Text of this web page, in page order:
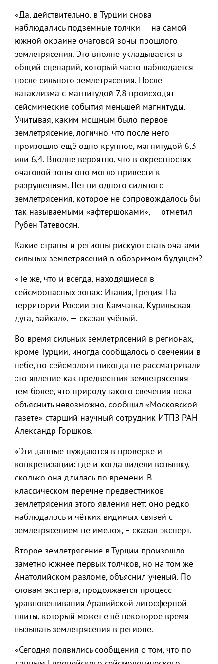
«Да, действительно, в Турции снова
наблюдались подземные толчки — на самой
южной окраине очаговой зоны прошлого
землетрясения. Это вполне укладывается в
общий сценарий, который часто наблюдается
после сильного землетрясения. После
катаклизма с магнитудой 7,8 происходят
сейсмические события меньшей магнитуды.
Учитывая, каким мощным было первое
землетрясение, логично, что после него
произошло ещё одно крупное, магнитудой 6,3
или 6,4. Вполне вероятно, что в окрестностях
очаговой зоны оно могло привести к
разрушениям. Нет ни одного сильного
землетрясения, которое не сопровождалось бы
так называемыми «афтершоками», — отметил
Рубен Татевосян.
Какие страны и регионы рискуют стать очагами
сильных землетрясений в обозримом будущем?
«Те же, что и всегда, находящиеся в
сейсмоопасных зонах: Италия, Греция. На
территории России это Камчатка, Курильская
дуга, Байкал», — сказал учёный.
Во время сильных землетрясений в регионах,
кроме Турции, иногда сообщалось о свечении в
небе, но сейсмологи никогда не рассматривали
это явление как предвестник землетрясения
тем более, что природу такого свечения пока
объяснить невозможно, сообщил «Московской
газете» старший научный сотрудник ИТПЗ РАН
Александр Горшков.
«Эти данные нуждаются в проверке и
конкретизации: где и когда видели вспышку,
сколько она длилась по времени. В
классическом перечне предвестников
землетрясения этого явления нет: оно редко
наблюдалось и чётких видимых связей с
землетрясением не имело», – сказал эксперт.
Второе землетрясение в Турции произошло
заметно южнее первых толчков, но на том же
Анатолийском разломе, объяснил учёный. По
словам эксперта, продолжается процесс
уравновешивания Аравийской литосферной
плиты, который может ещё некоторое время
вызывать землетрясения в регионе.
«Сегодня появились сообщения о том, что по